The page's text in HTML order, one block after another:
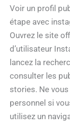
Voir un profil
étape avec
Ouvrez le site
d’utilisateur
lancez la
consulter les
stories. Ne
personnel si
utilisez un